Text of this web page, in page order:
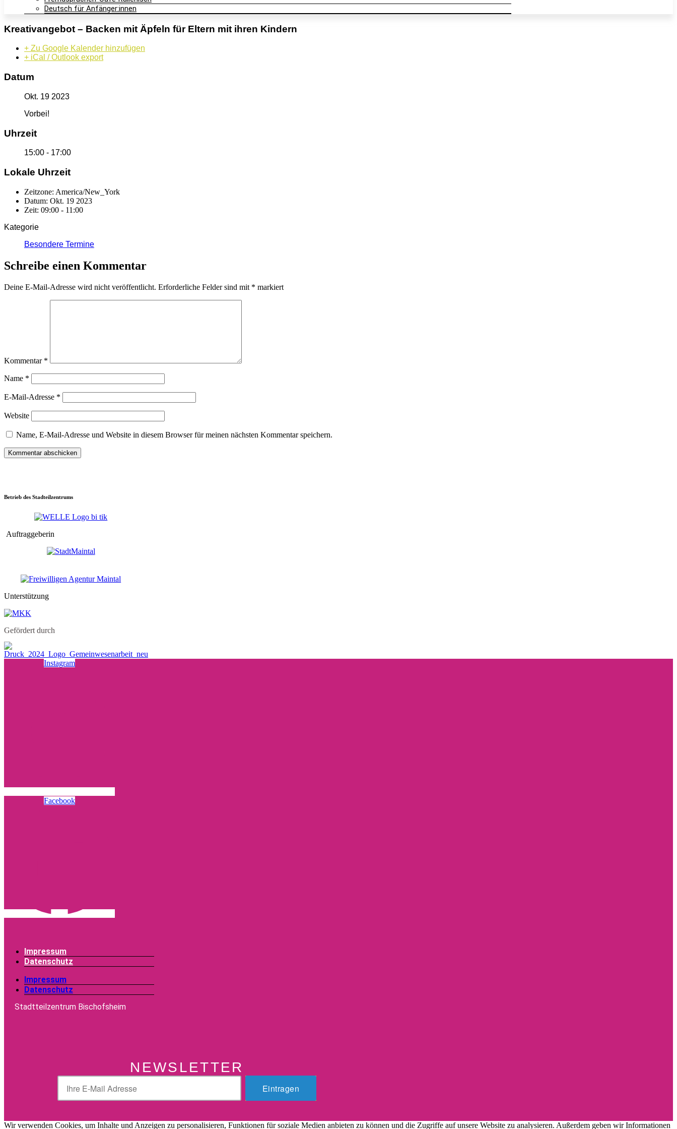
Deutsch für Anfänger:innen
Kreativangebot – Backen mit Äpfeln für Eltern mit ihren Kindern
+ Zu Google Kalender hinzufügen
+ iCal / Outlook export
Datum
Okt. 19 2023
Vorbei!
Uhrzeit
15:00 - 17:00
Lokale Uhrzeit
Zeitzone: America/New_York
Datum: Okt. 19 2023
Zeit: 09:00 - 11:00
Kategorie
Besondere Termine
Schreibe einen Kommentar
Deine E-Mail-Adresse wird nicht veröffentlicht. Erforderliche Felder sind mit * markiert
Kommentar *
Name *
E-Mail-Adresse *
Website
Name, E-Mail-Adresse und Website in diesem Browser für meinen nächsten Kommentar speichern.
Betrieb des Stadteilzentrums
Auftraggeberin
Unterstützung
Gefördert durch
Instagram
Facebook
Impressum
Datenschutz
Impressum
Datenschutz
Stadtteilzentrum Bischofsheim
NEWSLETTER
Wir verwenden Cookies, um Inhalte und Anzeigen zu personalisieren, Funktionen für soziale Medien anbieten zu können und die Zugriffe auf unsere Website zu analysieren. Außerdem geben wir Informationen